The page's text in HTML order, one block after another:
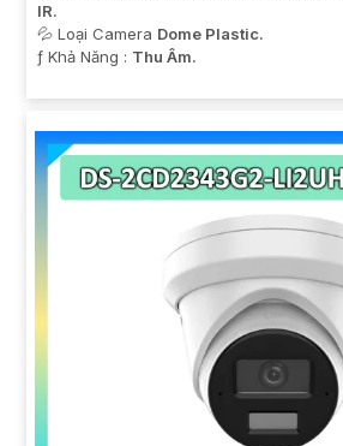
IR.
💦 Loại Camera Dome Plastic.
️ƒ Khả Năng : Thu Âm.